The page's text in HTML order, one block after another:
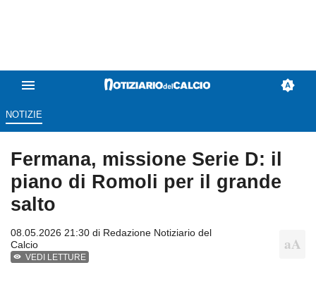
NOTIZIE
Fermana, missione Serie D: il
piano di Romoli per il grande
salto
08.05.2026 21:30 di Redazione Notiziario del
Calcio
VEDI LETTURE